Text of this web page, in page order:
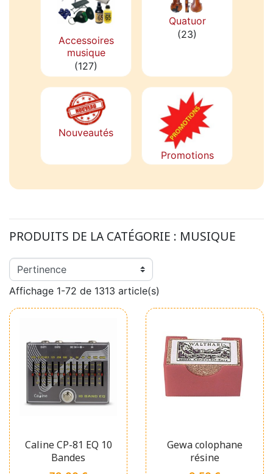
Accessoires
musique
(127)
Quatuor
(23)
Nouveautés
Promotions
PRODUITS DE LA CATÉGORIE : MUSIQUE
Affichage 1-72 de 1313 article(s)
Caline CP-81 EQ 10
Bandes
Gewa colophane
résine